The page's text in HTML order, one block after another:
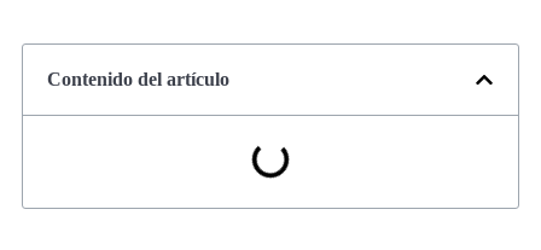
Contenido del artículo